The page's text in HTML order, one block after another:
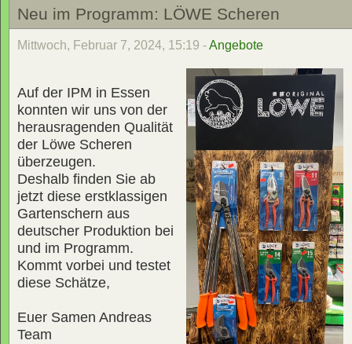
Neu im Programm: LÖWE Scheren
Mittwoch, Februar 7, 2024, 15:19 -Angebote
Auf der IPM in Essen
konnten wir uns von der
herausragenden Qualität
der Löwe Scheren
überzeugen.
Deshalb finden Sie ab
jetzt diese erstklassigen
Gartenschern aus
deutscher Produktion bei
und im Programm.
Kommt vorbei und testet
diese Schätze,
Euer Samen Andreas
Team